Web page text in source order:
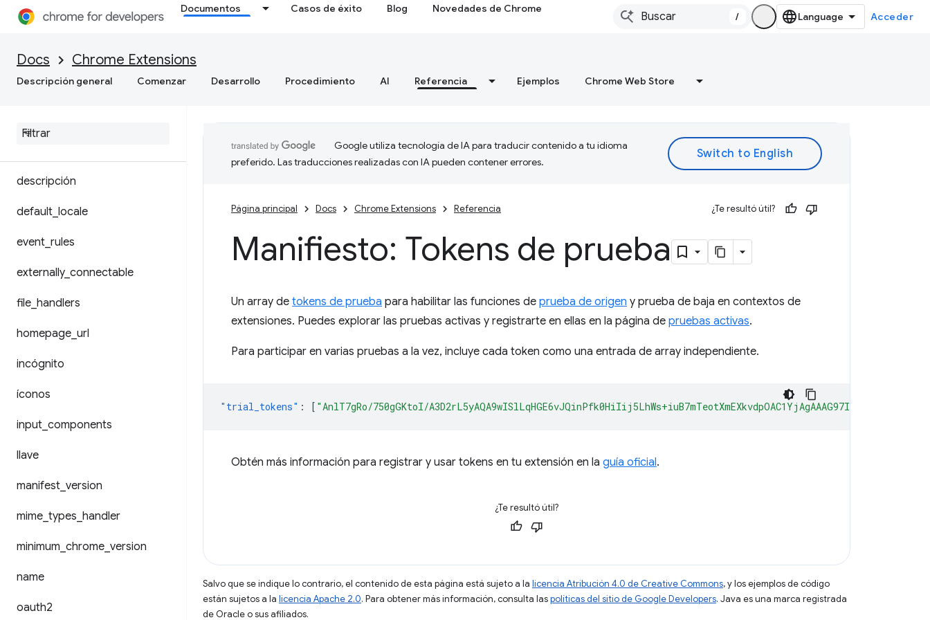
Documentos Casos de éxito Blog Novedades de Chrome
/ Acceder
Docs Chrome Extensions
Descripción general Comenzar Desarrollo Procedimiento AI Referencia Ejemplos Chrome Web Store
fondo
content_scripts
cross_origin_embedder_policy
descripción
default locale
event rules
externally_ connectable
file handlers
homepage url
incógnito
íconos
input components
llave
manifest version
mime types handler
minimum chrome version
name
oauth2
Google utiliza tecnología de IA para traducir contenido a tu idioma
preferido. Las traducciones realizadas con IA pueden contener errores.
Página principal Docs Chrome Extensions Referencia ¿Te resultó útil?
Manifiesto: Tokens de prueba
Un array de tokens de prueba para habilitar las funciones de prueba de origen y prueba de baja en contextos de
extensiones. Puedes explorar las pruebas activas y registrarte en ellas en la página de pruebas activas.
Para participar en varias pruebas a la vez, incluye cada token como una entrada de array independiente.
"trial_tokens" : [ "AnlT7gRo/750gGKtoI/
Obtén más información para registrar y usar tokens en tu extensión en la guía oficial.
¿Te resultó útil?
Salvo que se indique lo contrario, el contenido de esta página está sujeto a la licencia Atribución 4.0 de Creative Commons, y los ejemplos de código
están sujetos a la licencia Apache 2.0. Para obtener más información, consulta laspolíticas del sitio de Google Developers. Java es una marca registrada
de Oracle o sus afiliados.